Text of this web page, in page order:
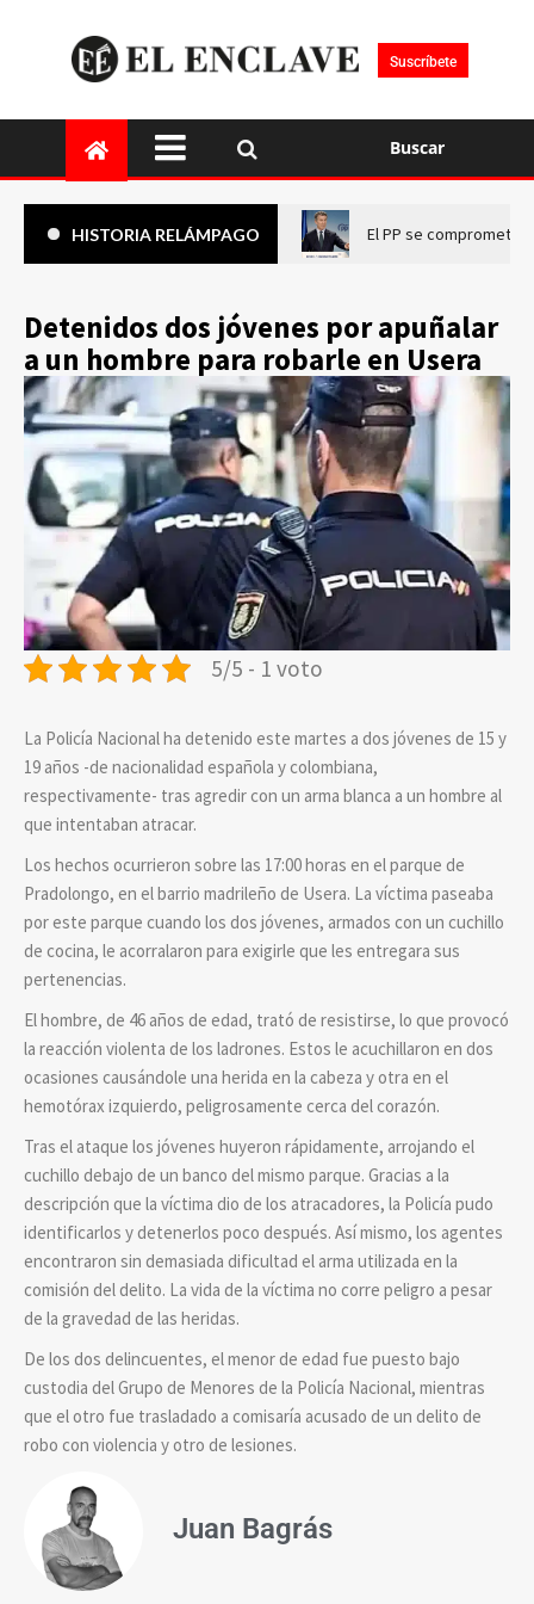
Suscríbete
Buscar
HISTORIA RELÁMPAGO El PP se compromete
Detenidos dos jóvenes por apuñalar
a un hombre para robarle en Usera
5/5 - 1 voto
La Policía Nacional ha detenido este martes a dos jóvenes de 15 y
19 años -de nacionalidad española y colombiana,
respectivamente- tras agredir con un arma blanca a un hombre al
que intentaban atracar.
Los hechos ocurrieron sobre las 17:00 horas en el parque de
Pradolongo, en el barrio madrileño de Usera. La víctima paseaba
por este parque cuando los dos jóvenes, armados con un cuchillo
de cocina, le acorralaron para exigirle que les entregara sus
pertenencias.
El hombre, de 46 años de edad, trató de resistirse, lo que provocó
la reacción violenta de los ladrones. Estos le acuchillaron en dos
ocasiones causándole una herida en la cabeza y otra en el
hemotórax izquierdo, peligrosamente cerca del corazón.
Tras el ataque los jóvenes huyeron rápidamente, arrojando el
cuchillo debajo de un banco del mismo parque. Gracias a la
descripción que la víctima dio de los atracadores, la Policía pudo
identificarlos y detenerlos poco después. Así mismo, los agentes
encontraron sin demasiada dificultad el arma utilizada en la
comisión del delito. La vida de la víctima no corre peligro a pesar
de la gravedad de las heridas.
De los dos delincuentes, el menor de edad fue puesto bajo
custodia del Grupo de Menores de la Policía Nacional, mientras
que el otro fue trasladado a comisaría acusado de un delito de
robo con violencia y otro de lesiones.
Juan Bagrás